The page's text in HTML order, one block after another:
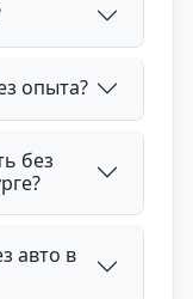
опыта?
без
авто в